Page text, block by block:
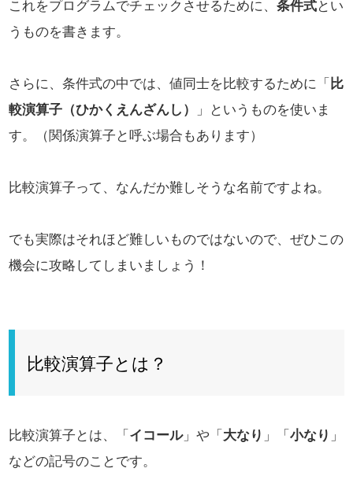
これをプログラムでチェックさせるために、 条件式とい
うものを書きます。
さらに、条件式の中では、値同士を比較するために「比
較演算子（ひかくえんざんし）
」というものを使いま
す。（関係演算子と呼ぶ場合もあります）
比較演算子って、なんだか難しそうな名前ですよね。
でも実際はそれほど難しいものではないので、ぜひこの
機会に攻略してしまいましょう！
比較演算子とは？
比較演算子とは、「イコール」や「大なり 」「小なり 」
などの記号のことです。